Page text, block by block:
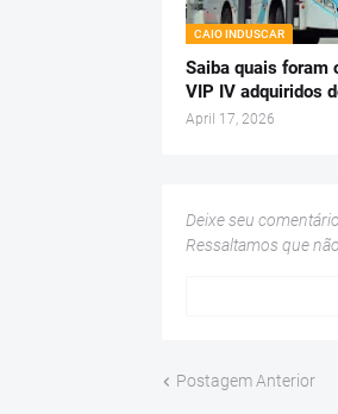
CAIO INDUSCAR
Saiba quais foram
VIP IV adquiridos
April 17, 2026
Deixe seu
Ressaltamos que
Postagem Anterior